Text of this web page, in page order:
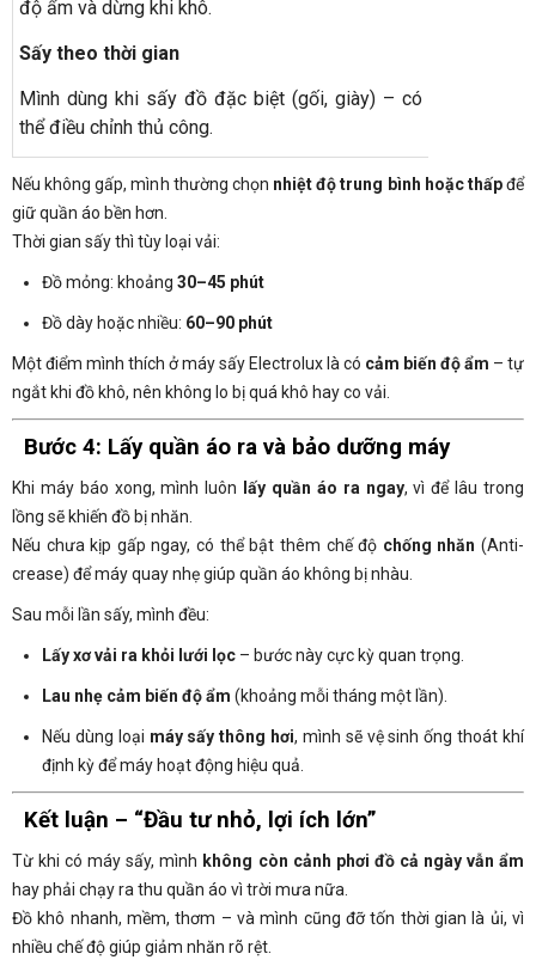
độ ẩm và dừng khi khô.
Sấy theo thời gian
Mình dùng khi sấy đồ đặc biệt (gối, giày) – có
thể điều chỉnh thủ công.
Nếu không gấp, mình thường chọn nhiệt độ trung bình hoặc thấpđể
giữ quần áo bền hơn.
Thời gian sấy thì tùy loại vải:
Đồ mỏng: khoảng 30–45 phút
Đồ dày hoặc nhiều: 60–90 phút
Một điểm mình thích ở máy sấy Electrolux là có cảm biến độ ẩm – tự
ngắt khi đồ khô, nên không lo bị quá khô hay co vải.
Bước 4: Lấy quần áo ra và bảo dưỡng máy
Khi máy báo xong, mình luôn lấy quần áo ra ngay, vì để lâu trong
lồng sẽ khiến đồ bị nhăn.
Nếu chưa kịp gấp ngay, có thể bật thêm chế độ chống nhăn (Anti-
crease) để máy quay nhẹ giúp quần áo không bị nhàu.
Sau mỗi lần sấy, mình đều:
Lấy xơ vải ra khỏi lưới lọc – bước này cực kỳ quan trọng.
Lau nhẹ cảm biến độ ẩm (khoảng mỗi tháng một lần).
Nếu dùng loại máy sấy thông hơi, mình sẽ vệ sinh ống thoát khí
định kỳ để máy hoạt động hiệu quả.
Kết luận – “Đầu tư nhỏ, lợi ích lớn”
Từ khi có máy sấy, mình không còn cảnh phơi đồ cả ngày vẫn ẩm
hay phải chạy ra thu quần áo vì trời mưa nữa.
Đồ khô nhanh, mềm, thơm – và mình cũng đỡ tốn thời gian là ủi, vì
nhiều chế độ giúp giảm nhăn rõ rệt.